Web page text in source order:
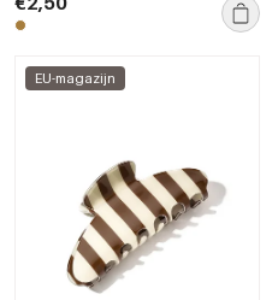
EU-magazijn